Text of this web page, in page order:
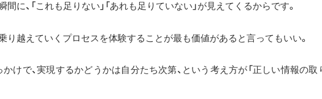
間に、「これも足りない」「あれも足りていない」が見えてくるからです。
り越えていくプロセスを体験することが最も価値があると言ってもいい。
けで、実現するかどうかは自分たち次第、という考え方が「正しい情報の取